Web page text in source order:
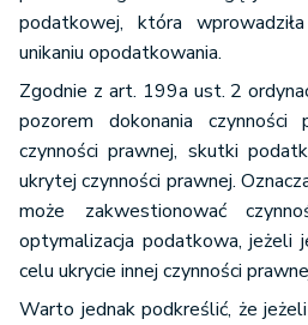
podatkowej, która
unikaniu opodatkowania.
Zgodnie z art. 199a ust. 2
pozorem dokonania czynności
czynności prawnej, skutki
ukrytej czynności prawnej.
może zakwestionować
optymalizacja podatkowa, jeżeli
celu ukrycie innej czynności
Warto jednak podkreślić, że